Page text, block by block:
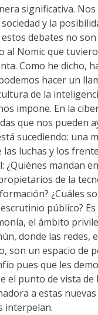
significativa.
y la
debates no
al Nomic que
Como he dicho,
hacer un
de la
impone. En la
que nos pueden
sucediendo: una
luchas y los
¿Quiénes mandan
de la
¿Cuáles
público?
el ámbito
donde las redes,
son un espacio de
pues que les
el punto de vista de
a estas nuevas
interpelan.